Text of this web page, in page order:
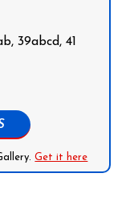
39abcd, 41
Get it here